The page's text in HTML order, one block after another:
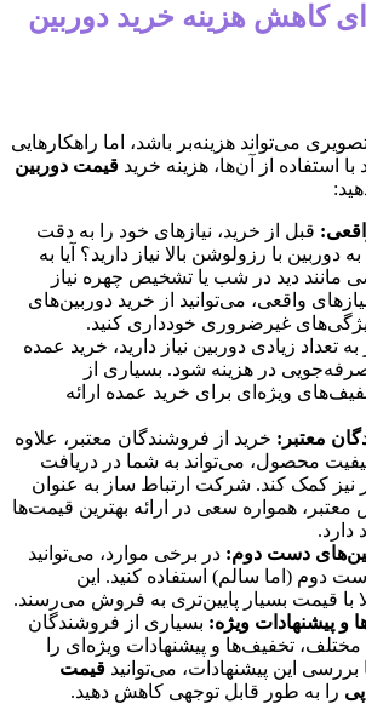
کاهش هزینه خرید دوربین
می‌تواند هزینه‌بر باشد، اما راهکارهایی
استفاده از آن‌ها، هزینه خرید قیمت دوربین
قبل از خرید، نیازهای خود را به دقت
دوربین با رزولوشن بالا نیاز دارید؟ آیا به
مانند دید در شب یا تشخیص چهره نیاز
واقعی، می‌توانید از خرید دوربین‌های
غیرضروری خودداری کنید.
به تعداد زیادی دوربین نیاز دارید، خرید عمده
در هزینه شود. بسیاری از
ویژه‌ای برای خرید عمده ارائه
معتبر: خرید از فروشندگان معتبر، علاوه
محصول، می‌تواند به شما در دریافت
کمک کند. شرکت ارتباط ساز به عنوان
همواره سعی در ارائه بهترین قیمت‌ها
دارد.
دست دوم: در برخی موارد، می‌توانید
دوم (اما سالم) استفاده کنید. این
با قیمت بسیار پایین‌تری به فروش می‌رسند.
و پیشنهادات ویژه: بسیاری از فروشندگان
تخفیف‌ها و پیشنهادات ویژه‌ای را
بررسی این پیشنهادات، می‌توانید قیمت
را به طور قابل توجهی کاهش دهید.